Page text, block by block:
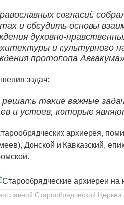
согласий
и обсудить основы
духовно-
и культурного
протопопа
задач:
такие важные
и устоев, которые
архиерея,
Донской и Кавказский,
Старообрядческой